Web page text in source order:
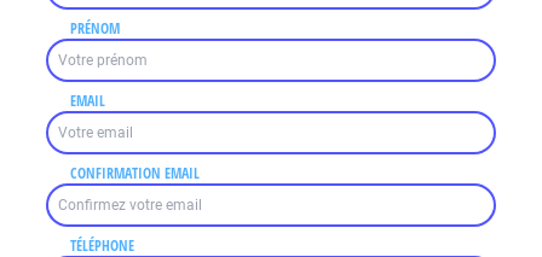
PRÉNOM
EMAIL
CONFIRMATION EMAIL
TÉLÉPHONE